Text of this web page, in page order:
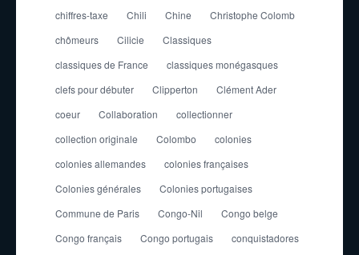
chiffres-taxe
Chili Chine
Christophe Colomb
chômeurs
Cilicie
Classiques
classiques de France
classiques monégasques
clefs pour débuter
Clipperton
Clément Ader
coeur
Collaboration
collectionner
collection originale
Colombo
colonies
colonies allemandes
colonies françaises
Colonies générales
Colonies portugaises
Commune de Paris
Congo-Nil
Congo belge
Congo français
Congo portugais
conquistadores